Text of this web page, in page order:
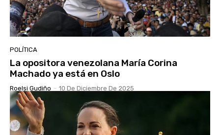
POLÍTICA
La opositora venezolana María Corina
Machado ya está en Oslo
Roelsi Gudiño - 10 De Diciembre De 2025